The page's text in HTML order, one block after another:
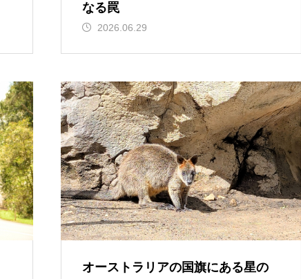
なる罠
2026.06.29
オーストラリアの国旗にある星の